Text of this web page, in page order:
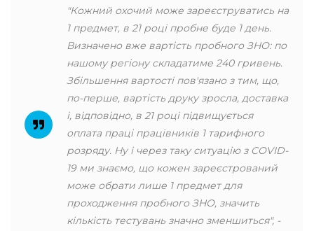
"Кожний охочий може зареєструватись на
1 предмет, в 21 році пробне буде 1 день.
Визначено вже вартість пробного ЗНО: по
нашому регіону складатиме 240 гривень.
Збільшення вартості пов'язано з тим, що,
по-перше, вартість друку зросла, доставка
і, відповідно, в 21 році підвищується
оплата праці працівників 1 тарифного
розряду. Ну і через таку ситуацію з COVID-
19 ми знаємо, що кожен зареєстрований
може обрати лише 1 предмет для
проходження пробного ЗНО, значить
кількість тестувань значно зменшиться", -